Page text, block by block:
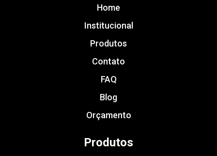
Home
Institucional
Produtos
Contato
FAQ
Blog
Orçamento
Produtos